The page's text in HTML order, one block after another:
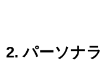
2. パーソナ